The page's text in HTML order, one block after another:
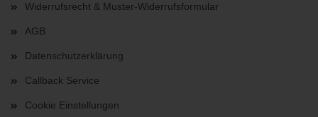
Widerrufsrecht & Muster-Widerrufsformular
AGB
Datenschutzerklärung
Callback Service
Cookie Einstellungen